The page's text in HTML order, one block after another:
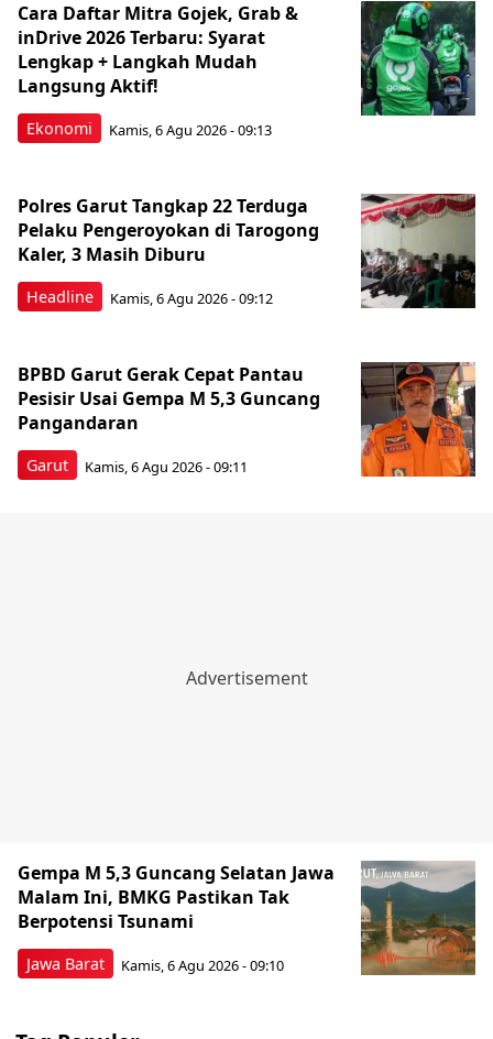
Ekonomi
Cara Daftar Mitra Gojek, Grab &
inDrive 2026 Terbaru: Syarat
Lengkap + Langkah Mudah
Langsung Aktif!
Kamis, 6 Agu 2026 - 09:13
Headline
Polres Garut Tangkap 22 Terduga
Pelaku Pengeroyokan di Tarogong
Kaler, 3 Masih Diburu
Kamis, 6 Agu 2026 - 09:12
Garut
BPBD Garut Gerak Cepat Pantau
Pesisir Usai Gempa M 5,3 Guncang
Pangandaran
Kamis, 6 Agu 2026 - 09:11
Jawa Barat
Gempa M 5,3 Guncang Selatan Jawa
Malam Ini, BMKG Pastikan Tak
Berpotensi Tsunami
Kamis, 6 Agu 2026 - 09:10